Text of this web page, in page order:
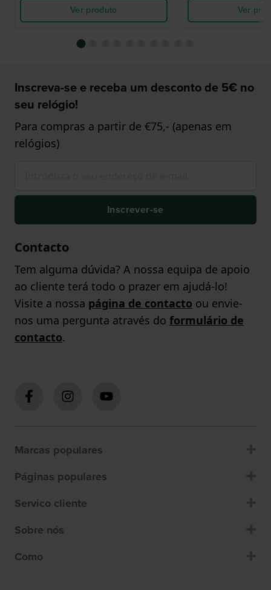
Ver produto
Ver
Inscreva-se e receba um desconto de 5€ no
seu relógio!
Para compras a partir de €75,- (apenas em
relógios)
Inscrever-se
Contacto
Tem alguma dúvida? A nossa equipa de apoio
ao cliente terá todo o prazer em ajudá-lo!
Visite a nossa página de contacto ou envie-
nos uma pergunta através do formulário de
contacto.
Marcas populares
Páginas populares
Servico cliente
Sobre nós
Como